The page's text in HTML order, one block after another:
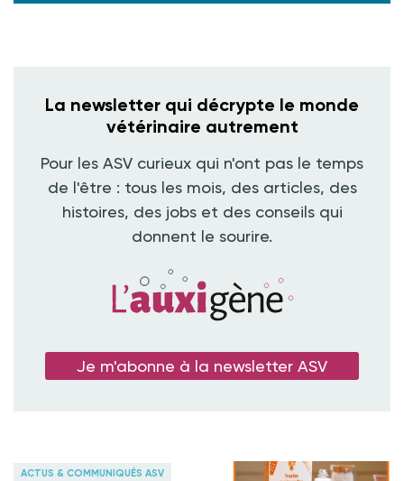
La newsletter qui décrypte le monde
vétérinaire autrement
Pour les ASV curieux qui n'ont pas le temps
de l'être : tous les mois, des articles, des
histoires, des jobs et des conseils qui
donnent le sourire.
Je m'abonne à la newsletter ASV
ACTUS & COMMUNIQUÉS ASV